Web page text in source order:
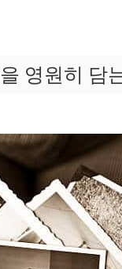
영원히 담